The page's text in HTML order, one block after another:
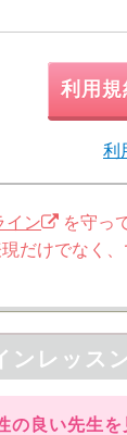
利用規
利
イン
を守っ
だけでなく
ンレッス
の良い先生